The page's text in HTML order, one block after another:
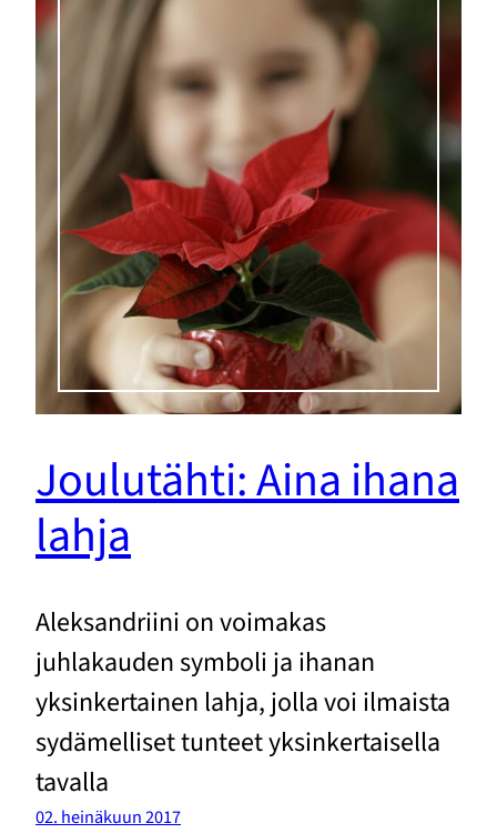
Joulutähti: Aina ihana
lahja
Aleksandriini on voimakas
juhlakauden symboli ja ihanan
yksinkertainen lahja, jolla voi ilmaista
sydämelliset tunteet yksinkertaisella
tavalla
02. heinäkuun 2017